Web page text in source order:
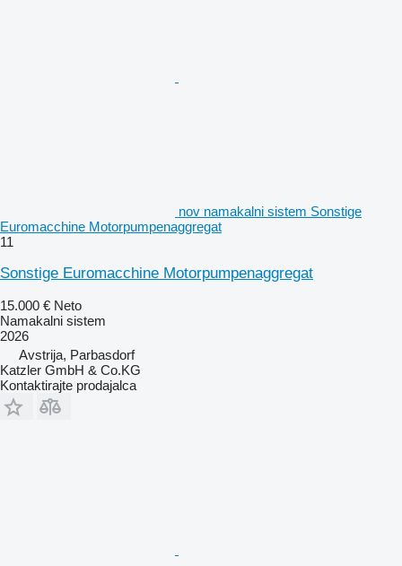
nov namakalni sistem Sonstige
Euromacchine Motorpumpenaggregat
11
Sonstige Euromacchine Motorpumpenaggregat
15.000 € Neto
Namakalni sistem
2026
Avstrija, Parbasdorf
Katzler GmbH & Co.KG
Kontaktirajte prodajalca